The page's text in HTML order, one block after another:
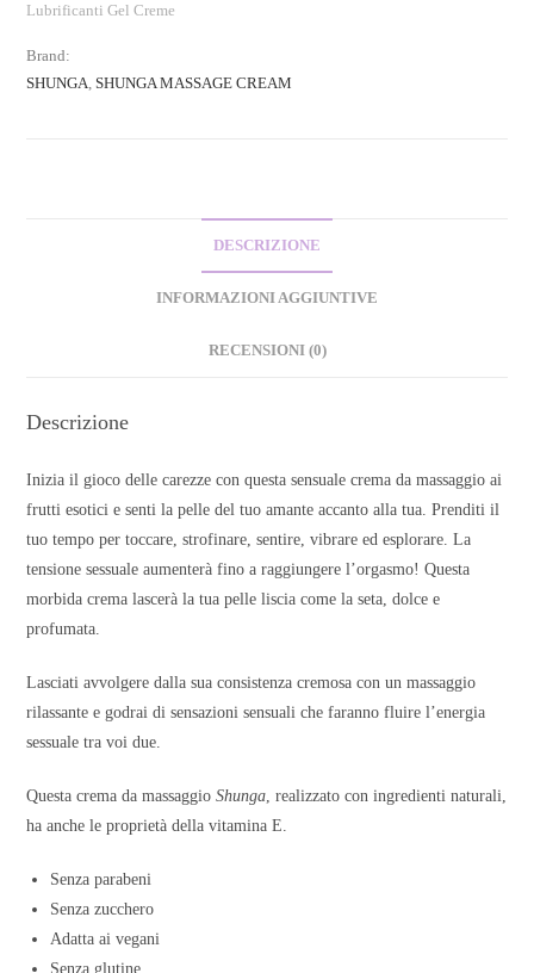
Lubrificanti Gel Creme
Brand:
SHUNGA,SHUNGA MASSAGE CREAM
DESCRIZIONE
INFORMAZIONI AGGIUNTIVE
RECENSIONI (0)
Descrizione
Inizia il gioco delle carezze con questa sensuale crema da massaggio ai
frutti esotici e senti la pelle del tuo amante accanto alla tua. Prenditi il
tuo tempo per toccare, strofinare, sentire, vibrare ed esplorare. La
tensione sessuale aumenterà fino a raggiungere l’orgasmo! Questa
morbida crema lascerà la tua pelle liscia come la seta, dolce e
profumata.
Lasciati avvolgere dalla sua consistenza cremosa con un massaggio
rilassante e godrai di sensazioni sensuali che faranno fluire l’energia
sessuale tra voi due.
Questa crema da massaggioShunga, realizzato con ingredienti naturali,
ha anche le proprietà della vitamina E.
Senza parabeni
Senza zucchero
Adatta ai vegani
Senza glutine